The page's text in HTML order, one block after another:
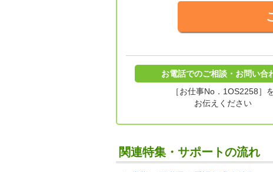
お電話でのご相談・お問い合
［お仕事No．1OS2258］
お伝えください
関連特集・サポートの流れ